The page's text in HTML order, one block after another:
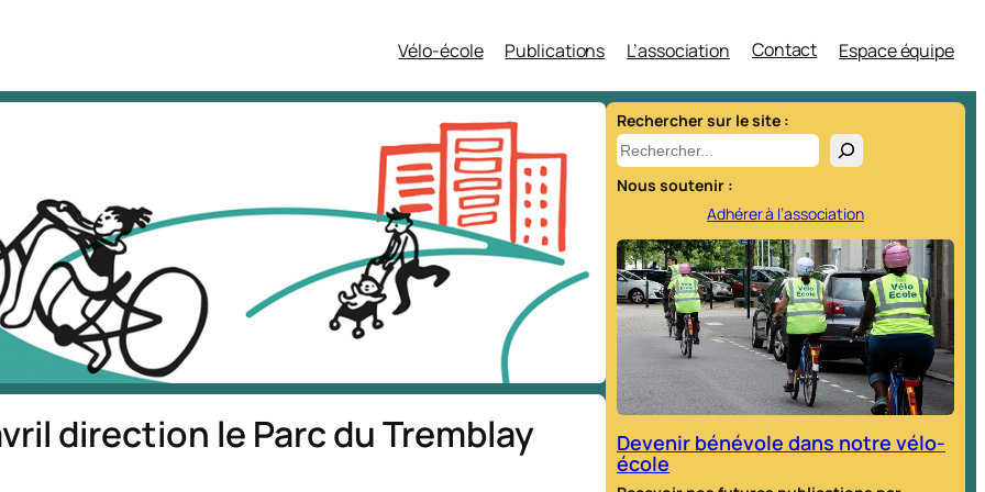
Vélo-école Publications L’association Contact Espace équipe
direction le Parc du Tremblay
Rechercher sur le site :
R
e
c
e
r
c
h
r
Nous soutenir :
Adhérer à l’association
Devenir bénévole dans notre vélo-
école